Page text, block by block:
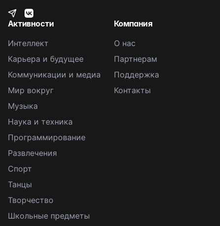
Активности
Интеллект
Карьера и будущее
Коммуникации и медиа
Мир вокруг
Музыка
Наука и техника
Программирование
Развлечения
Спорт
Танцы
Творчество
Школьные предметы
Компания
О нас
Партнерам
Поддержка
Контакты